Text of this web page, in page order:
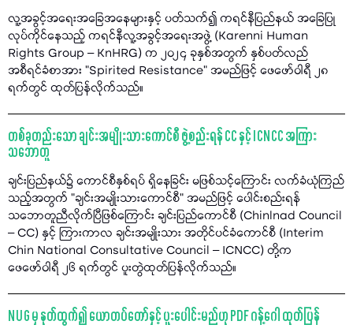
လူ့အခွင့်အရေးအခြေအနေများနှင့် ပတ်သက်၍ ကရင်နီပြည်နယ် အခြေပြု
လုပ်ကိုင်နေသည့် ကရင်နီလူ့အခွင့်အရေးအဖွဲ့ (Karenni Human
Rights Group – KnHRG) က ၂၀၂၄ ခုနှစ်အတွက် နှစ်ပတ်လည်
အစီရင်ခံစာအား "Spirited Resistance” အမည်ဖြင့် ဖေဖော်ဝါရီ ၂၈
ရက်တွင် ထုတ်ပြန်လိုက်သည်။
တစ်ခုတည်းသော ချင်းအမျိုးသားကောင်စီ ဖွဲ့စည်းရန် CC နှင့် ICNCC အကြား
သဘောတူ
ချင်းပြည်နယ်၌ ကောင်စီနှစ်ရပ် ရှိနေခြင်း မဖြစ်သင့်ကြောင်း လက်ခံယုံကြည်
သည့်အတွက် "ချင်းအမျိုးသားကောင်စီ" အမည်ဖြင့် ပေါင်းစည်းရန်
သဘောတူညီလိုက်ပြီဖြစ်ကြောင်း ချင်းပြည်ကောင်စီ (Chinlnad Council
– CC) နှင့် ကြားကာလ ချင်းအမျိုးသား အတိုင်ပင်ခံကောင်စီ (Interim
Chin National Consultative Council – ICNCC) တို့က
ဖေဖော်ဝါရီ ၂၆ ရက်တွင် ပူးတွဲထုတ်ပြန်လိုက်သည်။
NUG မှ နုတ်ထွက်၍ ယောတပ်တော်နှင့် ပူးပေါင်းမည်ဟု PDF ဂန့်ဂေါ ထုတ်ပြန်